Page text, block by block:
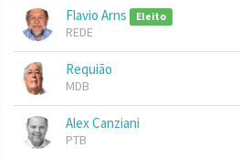
Flavio Arns Eleito
REDE
Requião
MDB
Alex Canziani
PTB